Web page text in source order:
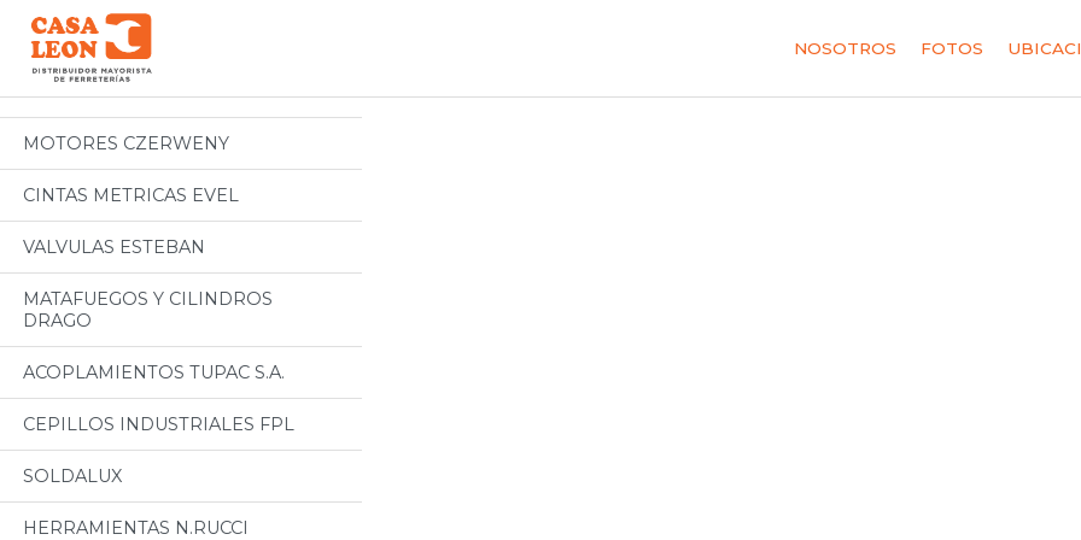
NOSOTROS FOTOS
Categorias
Todos
MOTORES CZERWENY
CINTAS METRICAS EVEL
VALVULAS ESTEBAN
MATAFUEGOS Y CILINDROS
DRAGO
ACOPLAMIENTOS TUPAC S.A.
CEPILLOS INDUSTRIALES FPL
SOLDALUX
HERRAMIENTAS N.RUCCI